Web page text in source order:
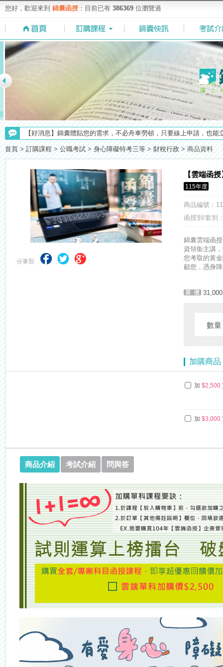
您好，歡迎來到 錦囊函授 ：目前已有 386369 位瀏覽過
【考試院】國考證書數位化，112年起全面實施！點我看詳情>>>
【上榜生獎學金計畫】恭賀金榜！上榜生獎學金申請辦法與表格下
【考選部】高普考／修正部份考試科目及大綱，趕快來看看有哪一些
【NEW】加入◆錦囊函授Facebook粉絲專頁◆，最新消息、優惠活
【最新】錦囊函授增加便利商店付款方式，便利到不行！馬上使用►
【重要】114年度起，雲端函授之課堂教材須知，請點我查看☀☀☀
【求職秘技＼(￣O￣)】你對國營事業了解多少呢? 必考國事業的
【注意】112年起高普不考「公文」／高考英文占比提升，快來看看
【考試院】國考證書數位化，112年起全面實施！點我看詳情>>>
首頁 > 訂購課程 > 公職考試 > 身心障礙特考三等 > 財稅行政 > 商品資料
【雲端函
115年度
商品編號 ：
函授別/套別
錦囊雲端函
資領銜主講
您考取的黃
顧您，憑身
31,000
數
加購商品
加 $2,500
加 $3,000
商品介紹 考試介紹 問與答